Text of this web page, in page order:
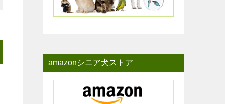
amazonシニア犬ストア